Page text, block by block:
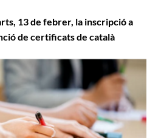
13 de febrer, la inscripció a
de certificats de català